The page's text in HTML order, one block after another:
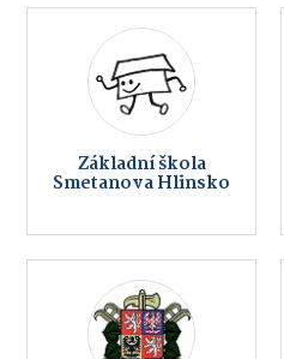
Základní škola
Smetanova Hlinsko